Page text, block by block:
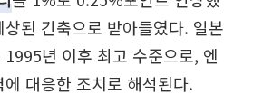
된 긴축으로 받아들였다. 일본
년 이후 최고 수준으로, 엔
대응한 조치로 해석된다.